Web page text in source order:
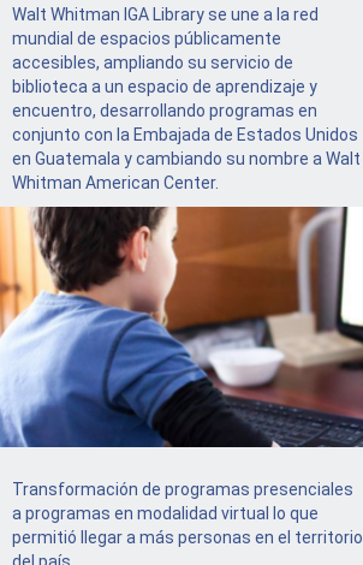
Walt Whitman IGA Library se une a la red
mundial de espacios públicamente
accesibles, ampliando su servicio de
biblioteca a un espacio de aprendizaje y
encuentro, desarrollando programas en
conjunto con la Embajada de Estados Unidos
en Guatemala y cambiando su nombre a Walt
Whitman American Center.
Transformación de programas presenciales
a programas en modalidad virtual lo que
permitió llegar a más personas en el territorio